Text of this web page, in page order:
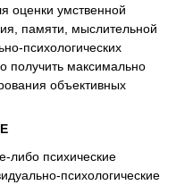
оценки умственной
памяти, мыслительной
психологических
получить максимально
объективных
либо психические
психологические